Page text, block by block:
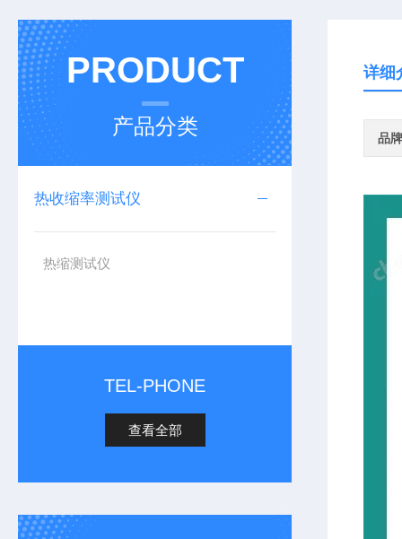
PRODUCT
产品分类
热收缩率测试仪
热缩测试仪
TEL-PHONE
查看全部
详细
品牌